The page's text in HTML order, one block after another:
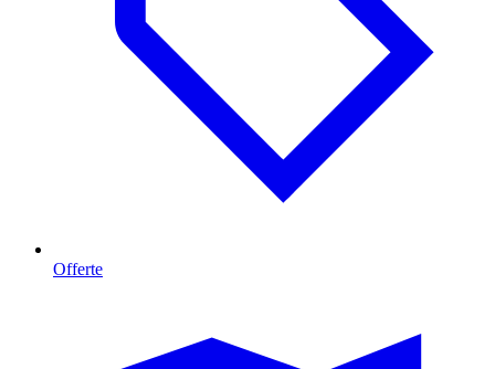
Offerte